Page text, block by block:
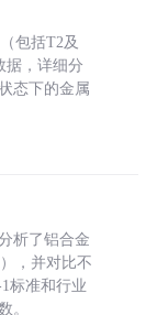
包括T2及
据，详细分
态下的金属
析了铝合金
，并对比不
标准和行业
。